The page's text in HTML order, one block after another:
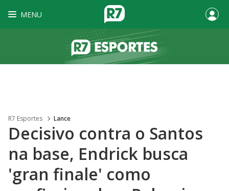
MENU
R7 Esportes Lance
Decisivo contra o Santos
na base, Endrick busca
'gran finale' como